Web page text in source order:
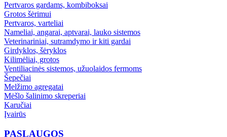
Pertvaros gardams, kombiboksai
Grotos šėrimui
Pertvaros, varteliai
Nameliai, angarai, aptvarai, lauko sistemos
Veterinariniai, sutramdymo ir kiti gardai
Girdyklos, šėryklos
Kilimėliai, grotos
Ventiliacinės sistemos, užuolaidos fermoms
Šepečiai
Melžimo agregatai
Mėšlo šalinimo skreperiai
Karučiai
Įvairūs
PASLAUGOS